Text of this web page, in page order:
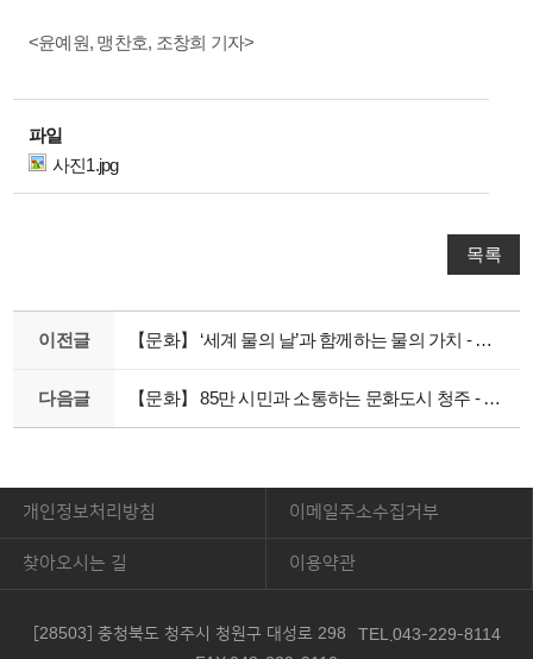
<윤예원, 맹찬호, 조창희 기자>
파일
사진1.jpg
목록
이전글 【문화】 ‘세계 물의 날’과 함께하는 물의 가치 - 물 스트레스 국가와 절수 습관
다음글 【문화】 85만 시민과 소통하는 문화도시 청주 - 코로나19 극복을 위한 상생프로젝트
개인정보처리방침 이메일주소수집거부
찾아오시는 길 이용약관
[28503] 충청북도 청주시 청원구 대성로 298
TEL.043-229-8114